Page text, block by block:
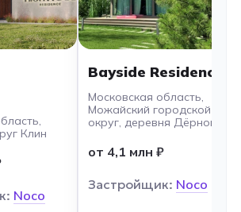
Клин
Noco
Bayside Residence
Московская область,
Можайский городской
округ, деревня Дёрново
от 4,1 млн ₽
Застройщик: Noco